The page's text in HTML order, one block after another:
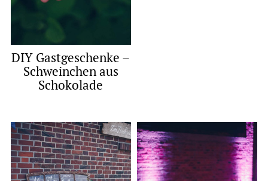
DIY Gastgeschenke –
Schweinchen aus
Schokolade